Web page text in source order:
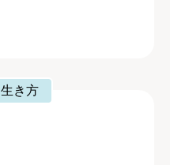
生き方